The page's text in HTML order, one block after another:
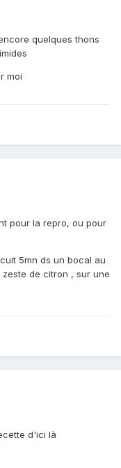
quelques thons
moi
pour la repro, ou pour
5mn ds un bocal au
de citron , sur une
d'ici là